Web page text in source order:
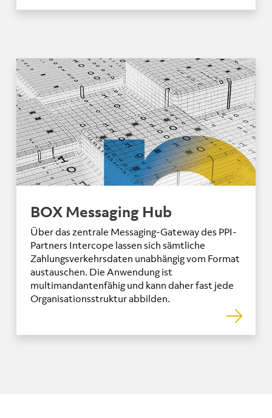
BOX Messaging Hub
Über das zentrale Messaging-Gateway des PPI-
Partners Intercope lassen sich sämtliche
Zahlungsverkehrsdaten unabhängig vom Format
austauschen. Die Anwendung ist
multimandantenfähig und kann daher fast jede
Organisationsstruktur abbilden.